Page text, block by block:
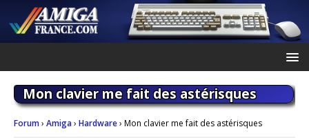
Mon clavier me fait des astérisques
Forum› Amiga› Hardware› Mon clavier me fait des astérisques